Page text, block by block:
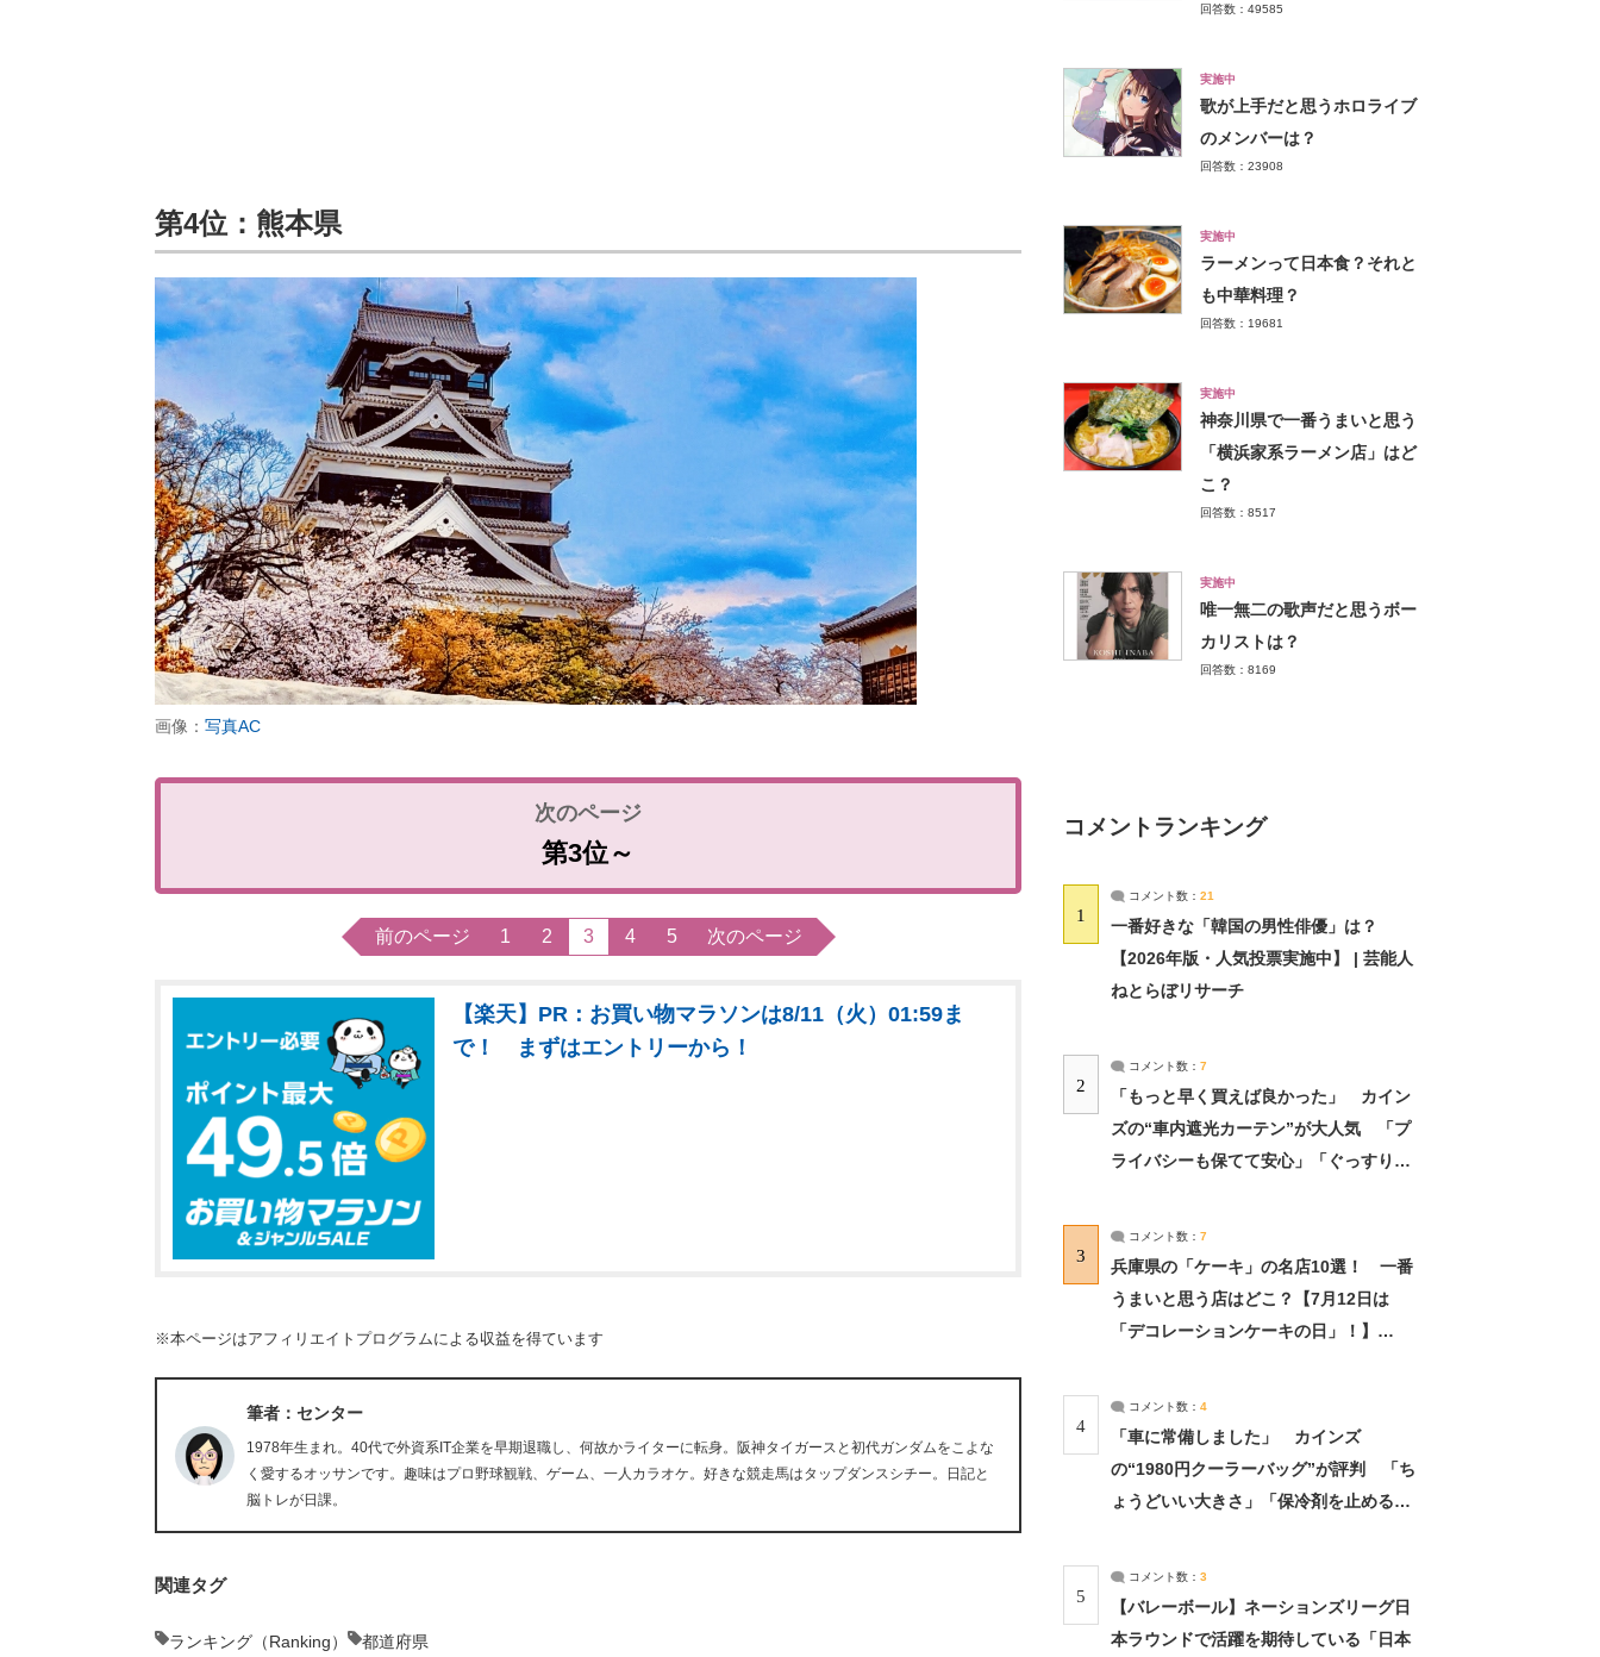
第4位：熊本県
画像： 写真AC
第3位～
前のページ 1 2 3 4 5 次のページ
【楽天】PR：お買い物マラソンは8/11（火）01:59ま
で！ まずはエントリーから！
※本ページはアフィリエイトプログラムによる収益を得ています
筆者：センター
1978年生まれ。40代で外資系IT企業を早期退職し、何故かライターに転身。阪神タイガースと初代ガンダムをこよな
く愛するオッサンです。趣味はプロ野球観戦、ゲーム、一人カラオケ。好きな競走馬はタップダンスシチー。日記と
脳トレが日課。
関連タグ
ランキング（Ranking） 都道府県
回答数：49585
実施中
歌が上手だと思うホロライブ
のメンバーは？
回答数：23908
実施中
ラーメンって日本食？それと
も中華料理？
回答数：19681
実施中
神奈川県で一番うまいと思う
「横浜家系ラーメン店」はど
こ？
回答数：8517
実施中
唯一無二の歌声だと思うボー
カリストは？
回答数：8169
コメントランキング
1
コメント数： 21
一番好きな「韓国の男性俳優」は？
【2026年版・人気投票実施中】 | 芸能人
ねとらぼリサーチ
2
コメント数： 7
「もっと早く買えば良かった」 カイン
ズの“車内遮光カーテン”が大人気 「プ
ライバシーも保てて安心」「ぐっすり眠
3
コメント数： 7
兵庫県の「ケーキ」の名店10選！ 一番
うまいと思う店はどこ？【7月12日は
「デコレーションケーキの日」！】
4
コメント数： 4
「車に常備しました」 カインズ
の“1980円クーラーバッグ”が評判 「ち
ょうどいい大きさ」「保冷剤を止めるベ
5
コメント数： 3
【バレーボール】ネーションズリーグ日
本ラウンドで活躍を期待している「日本